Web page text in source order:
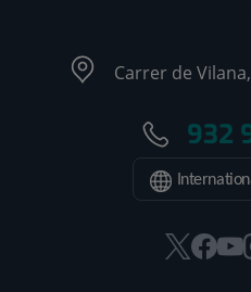
Carrer de
932
Aquest